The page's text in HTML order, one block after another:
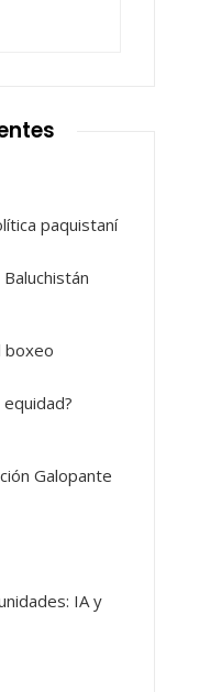
paquistaní
boxeo
Galopante
IA y